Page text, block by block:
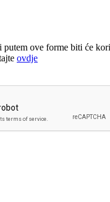
putem ove forme biti će
ovdje